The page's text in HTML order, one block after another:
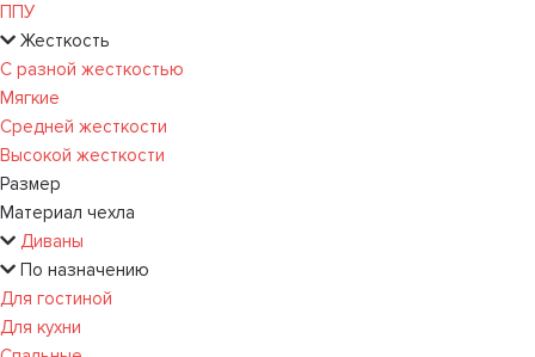
ППУ
Жесткость
С разной жесткостью
Мягкие
Средней жесткости
Высокой жесткости
Размер
Материал чехла
Диваны
По назначению
Для гостиной
Для кухни